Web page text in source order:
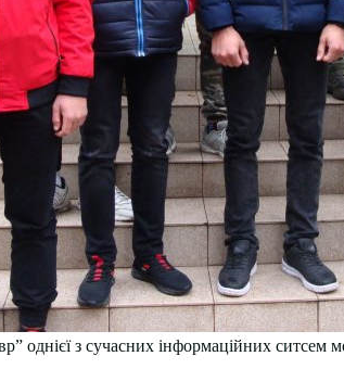
однієї з сучасних інформаційних